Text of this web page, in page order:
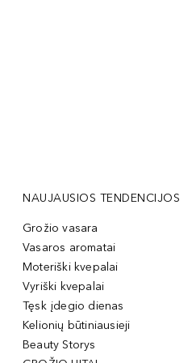
NAUJAUSIOS TENDENCIJOS
Grožio vasara
Vasaros aromatai
Moteriški kvepalai
Vyriški kvepalai
Tęsk įdegio dienas
Kelionių būtiniausieji
Beauty Storys